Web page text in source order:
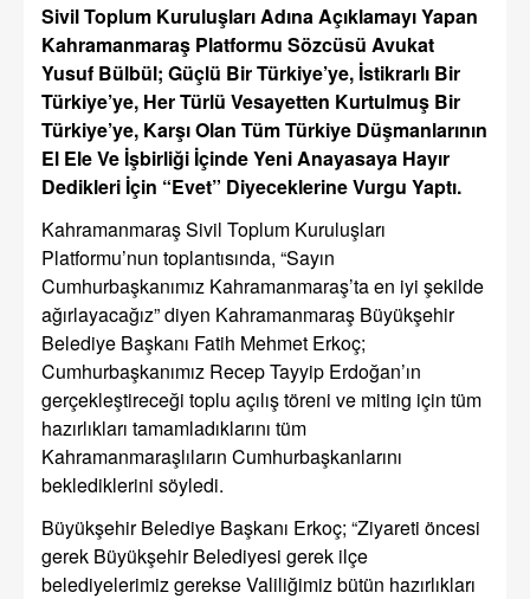
Sivil Toplum Kuruluşları Adına Açıklamayı Yapan
Kahramanmaraş Platformu Sözcüsü Avukat
Yusuf Bülbül; Güçlü Bir Türkiye’ye, İstikrarlı Bir
Türkiye’ye, Her Türlü Vesayetten Kurtulmuş Bir
Türkiye’ye, Karşı Olan Tüm Türkiye Düşmanlarının
El Ele Ve İşbirliği İçinde Yeni Anayasaya Hayır
Dedikleri İçin “Evet” Diyeceklerine Vurgu Yaptı.
Kahramanmaraş Sivil Toplum Kuruluşları
Platformu’nun toplantısında, “Sayın
Cumhurbaşkanımız Kahramanmaraş’ta en iyi şekilde
ağırlayacağız” diyen Kahramanmaraş Büyükşehir
Belediye Başkanı Fatih Mehmet Erkoç;
Cumhurbaşkanımız Recep Tayyip Erdoğan’ın
gerçekleştireceği toplu açılış töreni ve miting için tüm
hazırlıkları tamamladıklarını tüm
Kahramanmaraşlıların Cumhurbaşkanlarını
beklediklerini söyledi.
Büyükşehir Belediye Başkanı Erkoç; “Ziyareti öncesi
gerek Büyükşehir Belediyesi gerek ilçe
belediyelerimiz gerekse Valiliğimiz bütün hazırlıkları